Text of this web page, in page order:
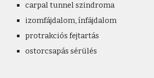
carpal tunnel szindroma
izomfájdalom, ínfájdalom
protrakciós fejtartás
ostorcsapás sérülés